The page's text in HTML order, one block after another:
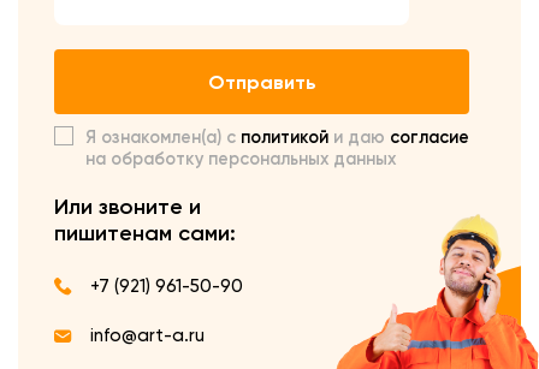
Отправить
Я ознакомлен(а) с политикой и даю согласие
на обработку персональных данных
Или звоните и
пишитенам сами:
+7 (921) 961-50-90
info@art-a.ru